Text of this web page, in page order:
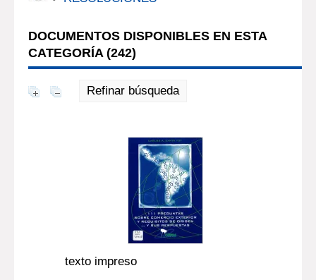
DOCUMENTOS DISPONIBLES EN ESTA
CATEGORÍA (242)
Refinar búsqueda
texto impreso